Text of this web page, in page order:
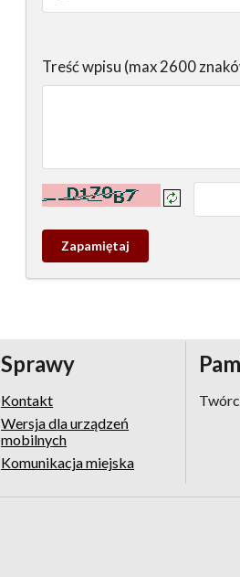
Treść wpisu (max 2600
Kontrola - wprowadź tekst z
Zapamietaj
wpis
Sprawy
Kontakt
Wersja dla urządzeń
mobilnych
Komunikacja miejska